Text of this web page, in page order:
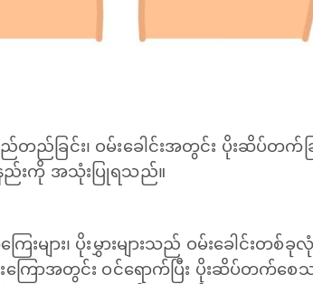
ခြင်း၊ ဝမ်းခေါင်းအတွင်း ပိုးဆိပ်တက်ခ
ည်းကို အသုံးပြုရသည်။
း၊ ပိုးမွှားများသည် ဝမ်းခေါင်းတစ်ခုလုံ
ေးကြောအတွင်း ဝင်ရောက်ပြီး ပိုးဆိပ်တက်စ